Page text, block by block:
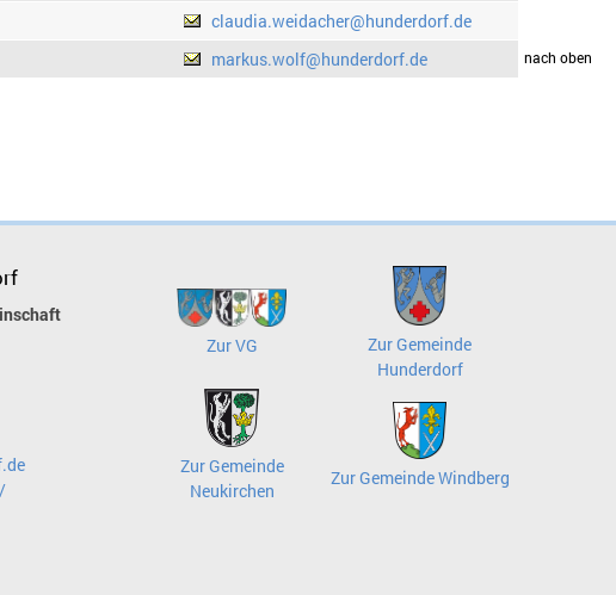
claudia.weidacher@hunderdorf.de
markus.wolf@hunderdorf.dedrucken nach oben
Zur VG
Zur Gemeinde
Hunderdorf
Zur Gemeinde
Neukirchen
Zur Gemeinde Windberg